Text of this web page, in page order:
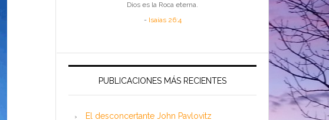
Dios es la Roca eterna.
- Isaías 26:4
PUBLICACIONES MÁS RECIENTES
El desconcertante John Pavlovitz